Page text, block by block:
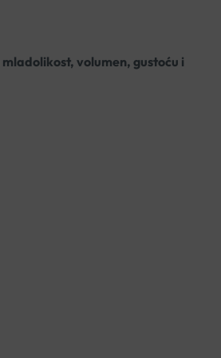
mladolikost, volumen, gustoću i